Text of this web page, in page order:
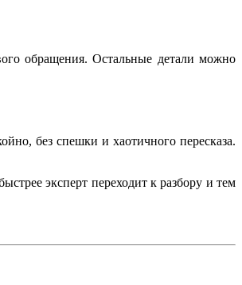
обращения. Остальные детали можно
без спешки и хаотичного пересказа.
эксперт переходит к разбору и тем